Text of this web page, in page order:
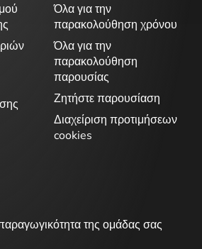
Όλα για την
παρακολούθηση χρόνου
Όλα για την
παρακολούθηση
παρουσίας
Ζητήστε παρουσίαση
Διαχείριση προτιμήσεων
cookies
της ομάδας σας